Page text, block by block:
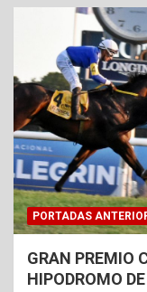
PORTADAS
GRAN PREMIO
HIPODROMO